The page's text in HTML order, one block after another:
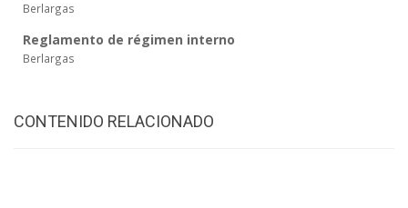
Berlargas
Reglamento de régimen interno
Berlargas
CONTENIDO RELACIONADO